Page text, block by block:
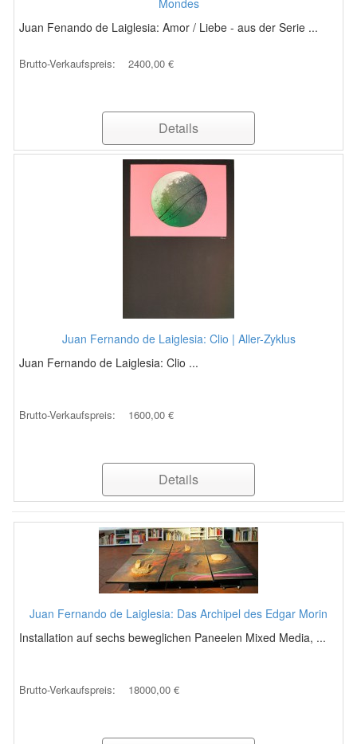
Mondes
Juan Fenando de Laiglesia: Amor / Liebe - aus der Serie ...
Brutto-Verkaufspreis: 2400,00 €
Details
Juan Fernando de Laiglesia: Clio | Aller-Zyklus
Juan Fernando de Laiglesia: Clio ...
Brutto-Verkaufspreis: 1600,00 €
Details
Juan Fernando de Laiglesia: Das Archipel des Edgar Morin
Installation auf sechs beweglichen Paneelen Mixed Media, ...
Brutto-Verkaufspreis: 18000,00 €